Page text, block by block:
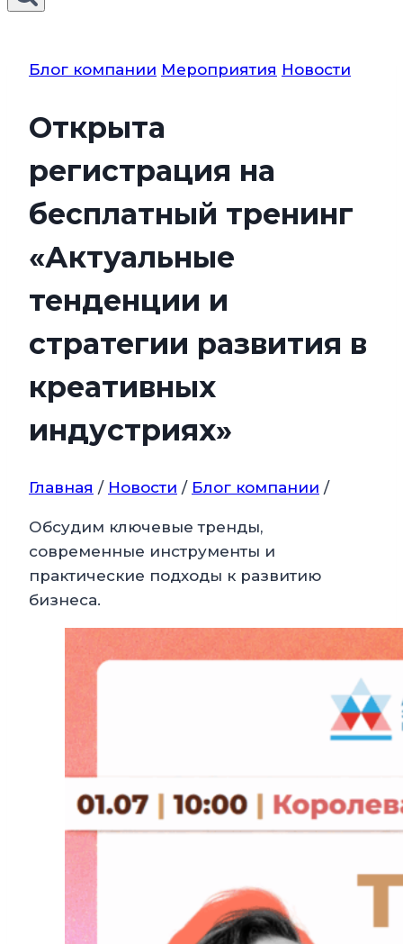
Блог компании Мероприятия Новости
Открыта
регистрация на
бесплатный тренинг
«Актуальные
тенденции и
стратегии развития в
креативных
индустриях»
Главная / Новости / Блог компании /
Обсудим ключевые тренды,
современные инструменты и
практические подходы к развитию
бизнеса.